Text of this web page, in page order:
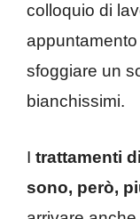
colloquio di
sfoggiare un
bianchissimi.
I trattamenti
sono, però,